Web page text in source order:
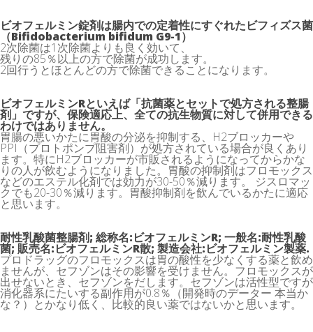
ビオフェルミン錠剤は腸内での定着性にすぐれたビフィズス菌
（Bifidobacterium bifidum G9-1）
2次除菌は1次除菌よりも良く効いて、
残りの85％以上の方で除菌が成功します。
2回行うとほとんどの方で除菌できることになります。
ビオフェルミンRといえば「抗菌薬とセットで処方される整腸
剤」ですが、保険適応上、全ての抗生物質に対して併用できる
わけではありません。
胃腸の悪いかたに胃酸の分泌を抑制する、H2ブロッカーや
PPI（プロトポンプ阻害剤）が処方されている場合が良くあり
ます。特にH2ブロッカーが市販されるようになってからかな
りの人が飲むようになりました。胃酸の抑制剤はフロモックス
などのエステル化剤では効力が30-50％減ります。 ジスロマッ
クでも20-30％減ります。胃酸抑制剤を飲んでいるかたに適応
と思います。
耐性乳酸菌整腸剤; 総称名:ビオフェルミンR; 一般名:耐性乳酸
菌; 販売名:ビオフェルミンR散; 製造会社:ビオフェルミン製薬.
プロドラッグのフロモックスは胃の酸性を少なくする薬と飲め
ませんが、セフゾンはその影響を受けません。フロモックスが
出せないとき、セフゾンをだします。セフゾンは活性型ですが
消化器系にたいする副作用が0.8％（開発時のデーター 本当か
な？）とかなり低く、比較的良い薬ではないかと思います。